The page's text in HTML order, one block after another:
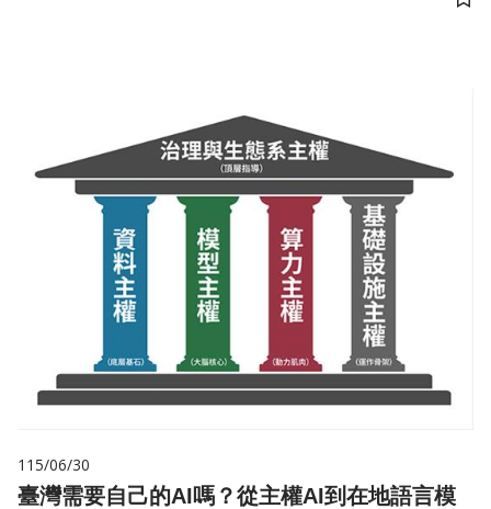
儲
115/06/30
臺灣需要自己的AI嗎？從主權AI到在地語言模